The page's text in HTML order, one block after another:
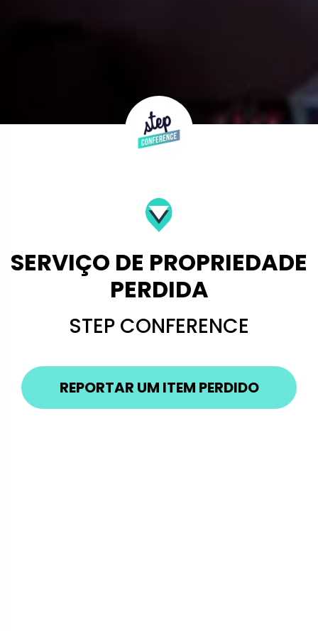
SERVIÇO DE PROPRIEDADE
PERDIDA
STEP CONFERENCE
REPORTAR UM ITEM PERDIDO